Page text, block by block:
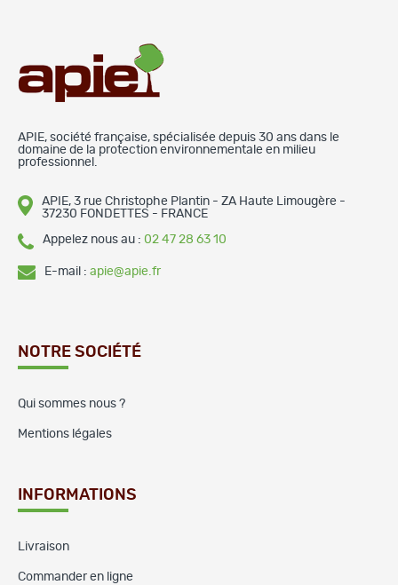
APIE, société française, spécialisée depuis 30 ans dans le
domaine de la protection environnementale en milieu
professionnel.
APIE, 3 rue Christophe Plantin - ZA Haute Limougère -
37230 FONDETTES - FRANCE
Appelez nous au : 02 47 28 63 10
E-mail : apie@apie.fr
NOTRE SOCIÉTÉ
Qui sommes nous ?
Mentions légales
INFORMATIONS
Livraison
Commander en ligne